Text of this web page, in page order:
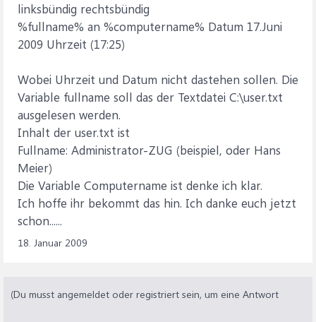
linksbündig rechtsbündig
%fullname% an %computername% Datum 17.Juni
2009 Uhrzeit (17:25)
Wobei Uhrzeit und Datum nicht dastehen sollen. Die
Variable fullname soll das der Textdatei C:\user.txt
ausgelesen werden.
Inhalt der user.txt ist
Fullname: Administrator-ZUG (beispiel, oder Hans
Meier)
Die Variable Computername ist denke ich klar.
Ich hoffe ihr bekommt das hin. Ich danke euch jetzt
schon......
18. Januar 2009
(Du musst angemeldet oder registriert sein, um eine Antwort